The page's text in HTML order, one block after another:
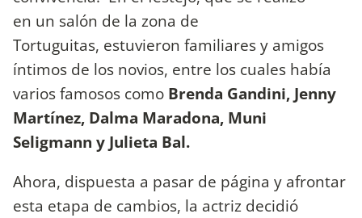
en un salón de la zona de
Tortuguitas, estuvieron familiares y amigos
íntimos de los novios, entre los cuales había
varios famosos como Brenda Gandini, Jenny
Martínez, Dalma Maradona, Muni
Seligmann y Julieta Bal.
Ahora, dispuesta a pasar de página y afrontar
esta etapa de cambios, la actriz decidió